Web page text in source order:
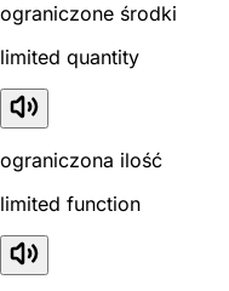
ograniczone środki
limited quantity
ograniczona ilość
limited function